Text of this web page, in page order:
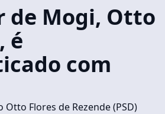
de Mogi, Otto
é
com
Flores de Rezende (PSD)